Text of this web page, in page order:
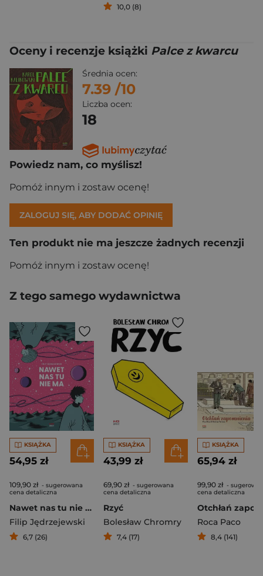
10,0 (8)
Oceny i recenzje książki Palce z kwarcu
Średnia ocen:
7.39 /10
Liczba ocen:
18
Powiedz nam, co myślisz!
Pomóż innym i zostaw ocenę!
ZALOGUJ SIĘ, ABY DODAĆ OPINIĘ
Ten produkt nie ma jeszcze żadnych recenzji
Pomóż innym i zostaw ocenę!
Z tego samego wydawnictwa
KSIĄŻKA
54,95 zł
109,90 zł - sugerowana
cena detaliczna
Nawet nas tu nie ma
Filip Jędrzejewski
6,7 (26)
KSIĄŻKA
43,99 zł
69,90 zł - sugerowana
cena detaliczna
Rzyć
Bolesław Chromry
7,4 (17)
KSIĄŻKA
65,94 zł
99,90 zł -
cena detaliczna
Roca Paco
8,4 (141)